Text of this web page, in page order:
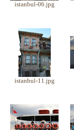
istanbul-06.jpg
istanbul-11.jpg